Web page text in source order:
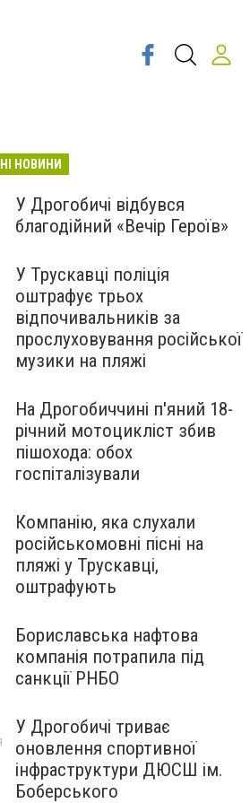
НОВИНИ
У Дрогобичі відбувся
благодійний «Вечір Героїв»
У Трускавці поліція
оштрафує трьох
відпочивальників за
прослуховування російської
музики на пляжі
На Дрогобиччині п'яний 18-
річний мотоцикліст збив
пішохода: обох
госпіталізували
Компанію, яка слухали
російськомовні пісні на
пляжі у Трускавці,
оштрафують
Бориславська нафтова
компанія потрапила під
санкції РНБО
У Дрогобичі триває
оновлення спортивної
інфраструктури ДЮСШ ім.
Боберського